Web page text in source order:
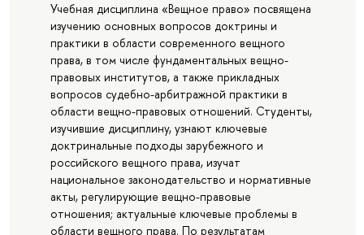
Учебная дисциплина «Вещное право» посвящена
изучению основных вопросов доктрины и
практики в области современного вещного
права, в том числе фундаментальных вещно-
правовых институтов, а также прикладных
вопросов судебно-арбитражной практики в
области вещно-правовых отношений. Студенты,
изучившие дисциплину, узнают ключевые
доктринальные подходы зарубежного и
российского вещного права, изучат
национальное законодательство и нормативные
акты, регулирующие вещно-правовые
отношения; актуальные ключевые проблемы в
области вещного права. По результатам